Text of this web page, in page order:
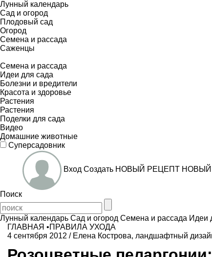
Лунный календарь
Сад и огород
Плодовый сад
Огород
Семена и рассада
Саженцы
Семена и рассада
Идеи для сада
Болезни и вредители
Красота и здоровье
Растения
Растения
Поделки для сада
Видео
Домашние животные
Суперсадовник
Вход Создать НОВЫЙ РЕЦЕПТ НОВЫЙ
Поиск
Лунный календарь Сад и огород Семена и рассада Идеи
ГЛАВНАЯ •ПРАВИЛА УХОДА
4 сентября 2012 / Елена Кострова, ландшафтный